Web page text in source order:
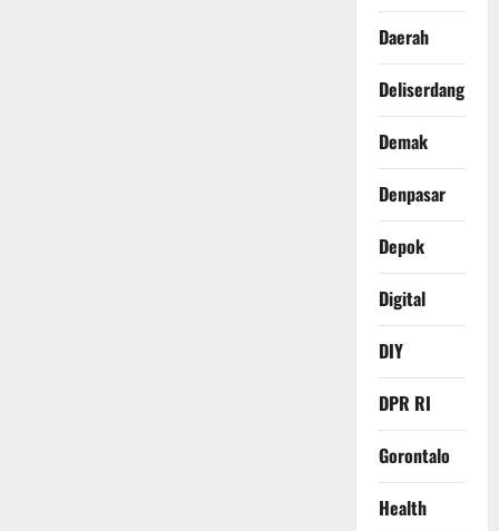
Daerah
Deliserdang
Demak
Denpasar
Depok
Digital
DIY
DPR RI
Gorontalo
Health